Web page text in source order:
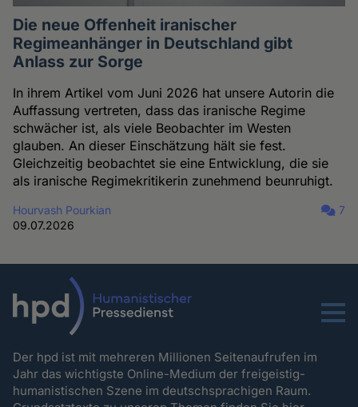
Die neue Offenheit iranischer
Regimeanhänger in Deutschland gibt
Anlass zur Sorge
In ihrem Artikel vom Juni 2026 hat unsere Autorin die
Auffassung vertreten, dass das iranische Regime
schwächer ist, als viele Beobachter im Westen
glauben. An dieser Einschätzung hält sie fest.
Gleichzeitig beobachtet sie eine Entwicklung, die sie
als iranische Regimekritikerin zunehmend beunruhigt.
Hourvash Pourkian
09.07.2026
7
Menu
Der hpd ist mit mehreren Millionen Seitenaufrufen im
Jahr das wichtigste Online-Medium der freigeistig-
humanistischen Szene im deutschsprachigen Raum.